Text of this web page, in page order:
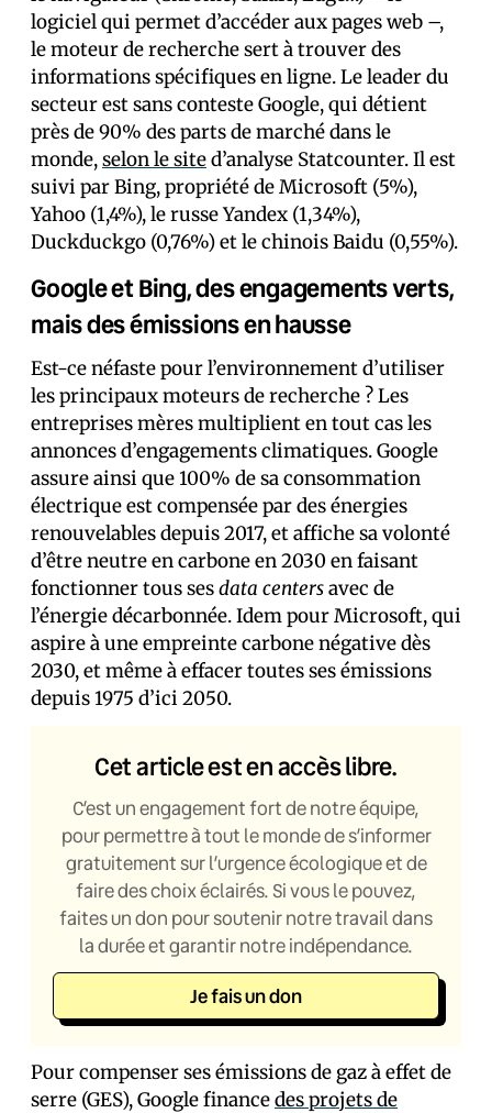
logiciel qui permet d’accéder aux pages web –,
le moteur de recherche sert à trouver des
informations spécifiques en ligne. Le leader du
secteur est sans conteste Google, qui détient
près de 90% des parts de marché dans le
monde,selon le sited’analyse Statcounter. Il est
suivi par Bing, propriété de Microsoft (5%),
Yahoo (1,4%), le russe Yandex (1,34%),
Duckduckgo (0,76%) et le chinois Baidu (0,55%).
Google et Bing, des engagements verts,
mais des émissions en hausse
Est-ce néfaste pour l’environnement d’utiliser
les principaux moteurs de recherche ? Les
entreprises mères multiplient en tout cas les
annonces d’engagements climatiques. Google
assure ainsi que 100% de sa consommation
électrique est compensée par des énergies
renouvelables depuis 2017, et affiche sa volonté
d’être neutre en carbone en 2030 en faisant
fonctionner tous sesdata centersavec de
l’énergie décarbonnée. Idem pour Microsoft, qui
aspire à une empreinte carbone négative dès
2030, et même à effacer toutes ses émissions
depuis 1975 d’ici 2050.
Cet article est en accès libre.
C’est un engagement fort de notre équipe,
pour permettre à tout le monde de s’informer
gratuitement sur l’urgence écologique et de
faire des choix éclairés. Si vous le pouvez,
faites un don pour soutenir notre travail dans
la durée et garantir notre indépendance.
Je fais un don
Pour compenser ses émissions de gaz à effet de
serre (GES), Google financedes projets de